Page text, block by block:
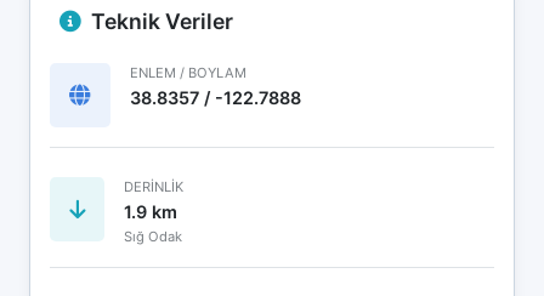
Teknik Veriler
ENLEM / BOYLAM
38.8357 / -122.7888
DERINLIK
1.9 km
Sığ Odak